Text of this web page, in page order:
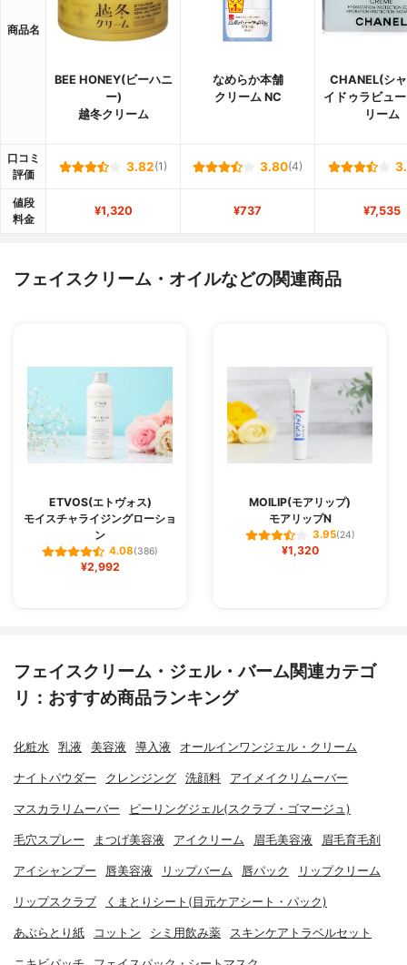
商品名
BEE HONEY(ビーハニ
ー)
越冬クリーム
なめらか本舗
クリーム NC
CHANEL(シ
イドゥラビュ
リーム
口コミ
評価
3.82(1) 3.80(4)
値段
料金
¥1,320 ¥737 ¥7,535
フェイスクリーム・オイルなどの関連商品
ETVOS(エトヴォス)
モイスチャライジングローショ
ン
4.08(386)
¥2,992
MOILIP(モアリップ)
モアリップN
3.95(24)
¥1,320
フェイスクリーム・ジェル・バーム関連カテゴ
リ：おすすめ商品ランキング
化粧水 乳液 美容液 導入液 オールインワンジェル・クリーム
ナイトパウダー クレンジング 洗顔料 アイメイクリムーバー
マスカラリムーバー ピーリングジェル(スクラブ・ゴマージュ)
毛穴スプレー まつげ美容液 アイクリーム 眉毛美容液 眉毛育毛剤
アイシャンプー 唇美容液 リップバーム 唇パック リップクリーム
リップスクラブ くまとりシート(目元ケアシート・パック)
あぶらとり紙 コットン シミ用飲み薬 スキンケアトラベルセット